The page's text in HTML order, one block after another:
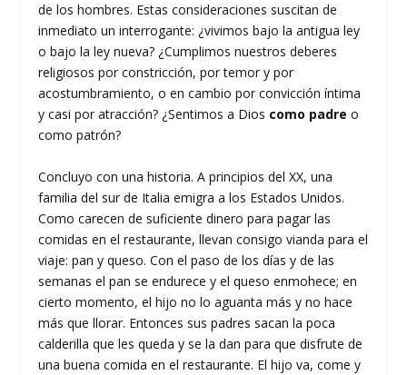
de los hombres. Estas consideraciones suscitan de
inmediato un interrogante: ¿vivimos bajo la antigua ley
o bajo la ley nueva? ¿Cumplimos nuestros deberes
religiosos por constricción, por temor y por
acostumbramiento, o en cambio por convicción íntima
y casi por atracción? ¿Sentimos a Dios como padre o
como patrón?
Concluyo con una historia. A principios del XX, una
familia del sur de Italia emigra a los Estados Unidos.
Como carecen de suficiente dinero para pagar las
comidas en el restaurante, llevan consigo vianda para el
viaje: pan y queso. Con el paso de los días y de las
semanas el pan se endurece y el queso enmohece; en
cierto momento, el hijo no lo aguanta más y no hace
más que llorar. Entonces sus padres sacan la poca
calderilla que les queda y se la dan para que disfrute de
una buena comida en el restaurante. El hijo va, come y